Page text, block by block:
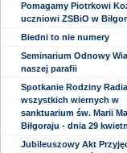
Pomagamy Piotrkowi
uczniowi ZSBiO w
Biedni to nie numery
Seminarium Odnowy
naszej parafii
Spotkanie Rodziny
wszystkich wiernych w
sanktuarium św. Marii
Biłgoraju - dnia 29
Jubileuszowy Akt